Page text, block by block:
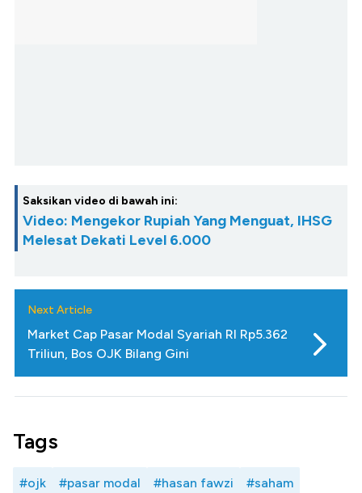
Saksikan video di bawah ini:
Video: Mengekor Rupiah Yang Menguat, IHSG
Melesat Dekati Level 6.000
Next Article
Market Cap Pasar Modal Syariah RI Rp5.362
Triliun, Bos OJK Bilang Gini
Tags
#ojk #pasar modal #hasan fawzi #saham